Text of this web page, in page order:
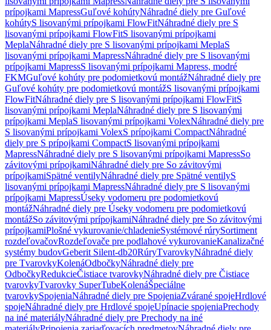
prípojkami MapressGuľové kohútyNáhradné diely pre Guľové
kohútyS lisovanými prípojkami FlowFitNáhradné diely pre S
lisovanými prípojkami FlowFitS lisovanými prípojkami
MeplaNáhradné diely pre S lisovanými prípojkami MeplaS
lisovanými prípojkami MapressNáhradné diely pre S lisovanými
prípojkami MapressS lisovanými prípojkami Mapress, modré
FKMGuľové kohúty pre podomietkovú montážNáhradné diely pre
Guľové kohúty pre podomietkovú montážS lisovanými prípojkami
FlowFitNáhradné diely pre S lisovanými prípojkami FlowFitS
lisovanými prípojkami MeplaNáhradné diely pre S lisovanými
prípojkami MeplaS lisovanými prípojkami VolexNáhradné diely pre
S lisovanými prípojkami VolexS prípojkami CompactNáhradné
diely pre S prípojkami CompactS lisovanými prípojkami
MapressNáhradné diely pre S lisovanými prípojkami MapressSo
závitovými prípojkamiNáhradné diely pre So závitovými
prípojkamiSpätné ventilyNáhradné diely pre Spätné ventilyS
lisovanými prípojkami MapressNáhradné diely pre S lisovanými
prípojkami MapressÚseky vodomeru pre podomietkovú
montážNáhradné diely pre Úseky vodomeru pre podomietkovú
montážSo závitovými prípojkamiNáhradné diely pre So závitovými
prípojkamiPlošné vykurovanie/chladenieSystémové rúrySortiment
rozdeľovačovRozdeľovače pre podlahové vykurovanieKanalizačné
systémy budovGeberit Silent-db20RúryTvarovkyNáhradné diely
pre TvarovkyKolenáOdbočkyNáhradné diely pre
OdbočkyRedukcieČistiace tvarovkyNáhradné diely pre Čistiace
tvarovkyTvarovky SuperTubeKolenáŠpeciálne
tvarovkySpojeniaNáhradné diely pre SpojeniaZvárané spojeHrdlové
spojeNáhradné diely pre Hrdlové spojeUpínacie spojeniaPrechody
na iné materiályNáhradné diely pre Prechody na iné